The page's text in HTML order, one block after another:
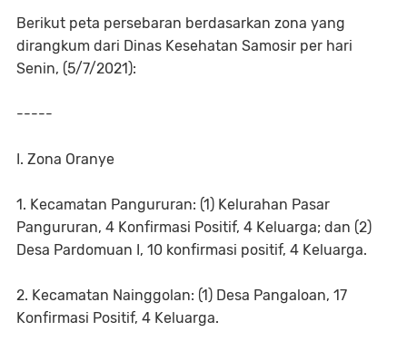
Berikut peta persebaran berdasarkan zona yang
dirangkum dari Dinas Kesehatan Samosir per hari
Senin, (5/7/2021):
-----
I. Zona Oranye
1. Kecamatan Pangururan: (1) Kelurahan Pasar
Pangururan, 4 Konfirmasi Positif, 4 Keluarga; dan (2)
Desa Pardomuan I, 10 konfirmasi positif, 4 Keluarga.
2. Kecamatan Nainggolan: (1) Desa Pangaloan, 17
Konfirmasi Positif, 4 Keluarga.